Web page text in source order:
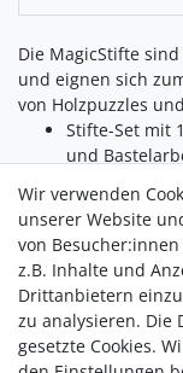
Die MagicStifte
und eignen sich
von Holzpuzzles
Stifte-Set mit
und
(z. B.
Von uns
Ausfransen.
Gute
Eignet sich
Ergänzung
Wir verwenden
unserer Website
von
z.B. Inhalte und
Drittanbietern
zu analysieren. Die
gesetzte Cookies.